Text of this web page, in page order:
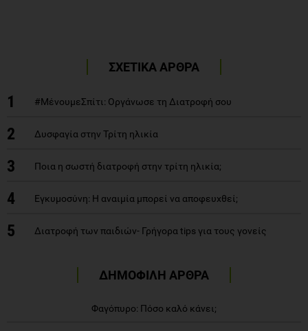
ΣΧΕΤΙΚΑ ΑΡΘΡΑ
1 #ΜένουμεΣπίτι: Οργάνωσε τη Διατροφή σου
2 Δυσφαγία στην Τρίτη ηλικία
3 Ποια η σωστή διατροφή στην τρίτη ηλικία;
4 Εγκυμοσύνη: Η αναιμία μπορεί να αποφευχθεί;
5 Διατροφή των παιδιών- Γρήγορα tips για τους γονείς
ΔΗΜΟΦΙΛΗ ΑΡΘΡΑ
Φαγόπυρο: Πόσο καλό κάνει;